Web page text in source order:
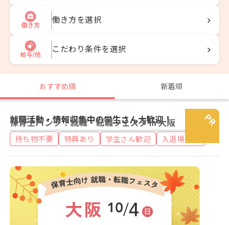
働き方
働き方を選択
給与/他
こだわり条件を選択
おすすめ順 新着順
保育士バンク！就職・転職フェスタ in 大阪
就職活動・情報収集中の学生さん大歓迎！
持ち物不要 特典あり 学生さん歓迎 入退場自由